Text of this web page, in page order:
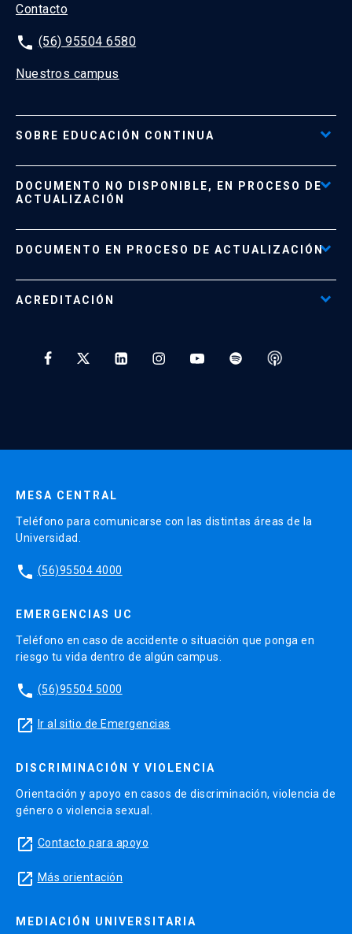
Contacto
phone (56) 95504 6580
Nuestros campus
SOBRE EDUCACIÓN CONTINUA
Formas de Pago
Políticas de Retiro, Devolución e Información Importante
DOCUMENTO NO DISPONIBLE, EN PROCESO DE
ACTUALIZACIÓN
Documento No Disponible file_download
DOCUMENTO EN PROCESO DE ACTUALIZACIÓN
ACREDITACIÓN
MESA CENTRAL
Teléfono para comunicarse con las distintas áreas de la
Universidad.
phone (56)95504 4000
EMERGENCIAS UC
Teléfono en caso de accidente o situación que ponga en
riesgo tu vida dentro de algún campus.
phone (56)95504 5000
launch Ir al sitio de Emergencias
DISCRIMINACIÓN Y VIOLENCIA
Orientación y apoyo en casos de discriminación, violencia de
género o violencia sexual.
launch Contacto para apoyo
launch Más orientación
MEDIACIÓN UNIVERSITARIA